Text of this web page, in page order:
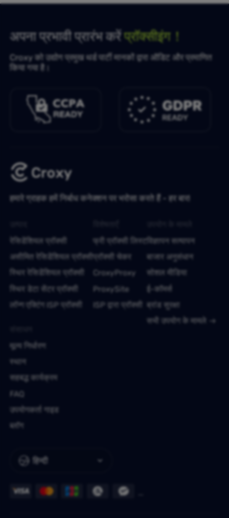
अपना प्रभावी प्रारंभ करेंप्रॉक्सीइंग！
Croxy को उद्योग प्रमुख थर्ड पार्टी मानकों द्वारा ऑडिट और प्रमाणित
किया गया है।
हमारे ग्राहक हमें निर्बाध कनेक्शन पर भरोसा करते हैं - हर बार!
हिन्दी
रेसिडेंशियल प्रॉक्सी
असीमित रेसिडेंशियल प्रॉक्सी
स्थिर रेसिडेंशियल प्रॉक्सी
स्थिर डेटा सेंटर प्रॉक्सी
लॉन्ग एक्टिंग ISP प्रॉक्सी
फ्री प्रॉक्सी लिस्ट
प्रॉक्सी चेकर
CroxyProxy
ProxySite
ISP द्वारा प्रॉक्सी
विज्ञापन सत्यापन
बाजार अनुसंधान
सोशल मीडिया
ई-कॉमर्स
ब्रांड सुरक्षा
सभी उपयोग के मामले
मूल्य निर्धारण
स्थान
सहबद्ध कार्यक्रम
FAQ
उपयोगकर्ता गाइड
ब्लॉग